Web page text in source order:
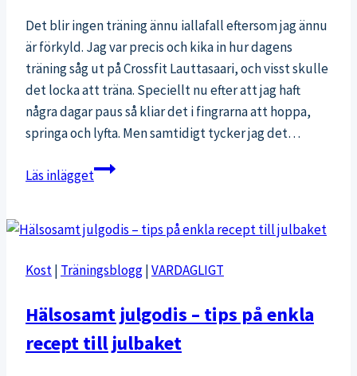
Det blir ingen träning ännu iallafall eftersom jag ännu
är förkyld. Jag var precis och kika in hur dagens
träning såg ut på Crossfit Lauttasaari, och visst skulle
det locka att träna. Speciellt nu efter att jag haft
några dagar paus så kliar det i fingrarna att hoppa,
springa och lyfta. Men samtidigt tycker jag det…
Läs inläggetEgentligen
en
lat
Kost| Träningsblogg|VARDAGLIGT
Hälsosamt julgodis – tips på enkla
recept till julbaket